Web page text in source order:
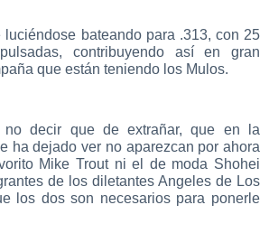
luciéndose bateando para .313, con 25
contribuyendo así en gran
que están teniendo los Mulos.
no decir que de extrañar, que en la
ha dejado ver no aparezcan por ahora
Mike Trout ni el de moda Shohei
de los diletantes Angeles de Los
los dos son necesarios para ponerle